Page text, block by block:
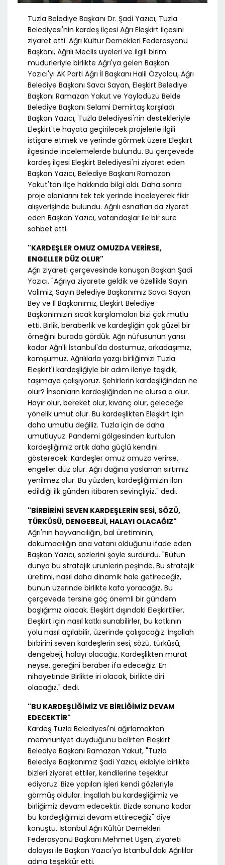
Tuzla Belediye Başkanı Dr. Şadi Yazıcı, Tuzla
Belediyesi'nin kardeş ilçesi Ağrı Eleşkirt ilçesini
ziyaret etti. Ağrı Kültür Dernekleri Federasyonu
Başkanı, Ağrılı Meclis üyeleri ve ilgili birim
müdürleriyle birlikte Ağrı'ya gelen Başkan
Yazıcı'yı AK Parti Ağrı İl Başkanı Halil Özyolcu, Ağrı
Belediye Başkanı Savcı Sayan, Eleşkirt Belediye
Başkanı Ramazan Yakut ve Yayladüzü Belde
Belediye Başkanı Selami Demirtaş karşıladı.
Başkan Yazıcı, Tuzla Belediyesi'nin destekleriyle
Eleşkirt'te hayata geçirilecek projelerle ilgili
istişare etmek ve yerinde görmek üzere Eleşkirt
ilçesinde incelemelerde bulundu. Bu çerçevede
kardeş ilçesi Eleşkirt Belediyesi'ni ziyaret eden
Başkan Yazıcı, Belediye Başkanı Ramazan
Yakut'tan ilçe hakkında bilgi aldı. Daha sonra
proje alanlarını tek tek yerinde inceleyerek fikir
alışverişinde bulundu. Ağrılı esnafları da ziyaret
eden Başkan Yazıcı, vatandaşlar ile bir süre
sohbet etti.
"KARDEŞLER OMUZ OMUZDA VERİRSE,
ENGELLER DÜZ OLUR"
Ağrı ziyareti çerçevesinde konuşan Başkan Şadi
Yazıcı, "Ağrıya ziyarete geldik ve özellikle Sayın
Valimiz, Sayın Belediye Başkanımız Savcı Sayan
Bey ve İl Başkanımız, Eleşkirt Belediye
Başkanımızın sıcak karşılamaları bizi çok mutlu
etti. Birlik, beraberlik ve kardeşliğin çok güzel bir
örneğini burada gördük. Ağrı nüfusunun yarısı
kadar Ağrı'lı İstanbul'da dostumuz, arkadaşımız,
komşumuz. Ağrılılarla yazgı birliğimizi Tuzla
Eleşkirt'i kardeşliğiyle bir adım ileriye taşıdık,
taşımaya çalışıyoruz. Şehirlerin kardeşliğinden ne
olur? İnsanların kardeşliğinden ne olursa o olur.
Hayır olur, bereket olur, kıvanç olur, geleceğe
yönelik umut olur. Bu kardeşlikten Eleşkirt için
daha umutlu değiliz. Tuzla için de daha
umutluyuz. Pandemi gölgesinden kurtulan
kardeşliğimiz artık daha güçlü kendini
gösterecek. Kardeşler omuz omuza verirse,
engeller düz olur. Ağrı dağına yaslanan sırtımız
yenilmez olur. Bu yüzden, kardeşliğimizin ilan
edildiği ilk günden itibaren sevinçliyiz." dedi.
"BİRBİRİNİ SEVEN KARDEŞLERİN SESİ, SÖZÜ,
TÜRKÜSÜ, DENGEBEJİ, HALAYI OLACAĞIZ"
Ağrı'nın hayvancılığın, bal üretiminin,
dokumacılığın ana vatanı olduğunu ifade eden
Başkan Yazıcı, sözlerini şöyle sürdürdü. "Bütün
dünya bu stratejik ürünlerin peşinde. Bu stratejik
üretimi, nasıl daha dinamik hale getireceğiz,
bunun üzerinde birlikte kafa yoracağız. Bu
çerçevede tersine göç önemli bir gündem
başlığımız olacak. Eleşkirt dışındaki Eleşkirtliler,
Eleşkirt için nasıl katkı sunabilirler, bu katkının
yolu nasıl açılabilir, üzerinde çalışacağız. İnşallah
birbirini seven kardeşlerin sesi, sözü, türküsü,
dengebeji, halayı olacağız. Kardeşlikten murat
neyse, gereğini beraber ifa edeceğiz. En
nihayetinde Birlikte iri olacak, birlikte diri
olacağız." dedi.
"BU KARDEŞLİĞİMİZ VE BİRLİĞİMİZ DEVAM
EDECEKTİR"
Kardeş Tuzla Belediyesi'ni ağırlamaktan
memnuniyet duyduğunu belirten Eleşkirt
Belediye Başkanı Ramazan Yakut, "Tuzla
Belediye Başkanımız Şadi Yazıcı, ekibiyle birlikte
bizleri ziyaret ettiler, kendilerine teşekkür
ediyoruz. Bize yapılan işleri kendi gözleriyle
görmüş oldular. İnşallah bu kardeşliğimiz ve
birliğimiz devam edecektir. Bizde sonuna kadar
bu kardeşliğimizi devam ettireceğiz" diye
konuştu. İstanbul Ağrı Kültür Dernekleri
Federasyonu Başkanı Mehmet Uşen, ziyareti
dolayısı ile Başkan Yazıcı'ya İstanbul'daki Ağrılılar
adına teşekkür etti.